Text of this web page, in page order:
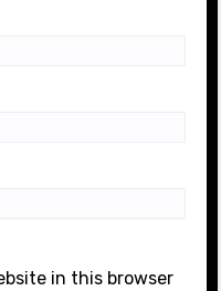
in this browser